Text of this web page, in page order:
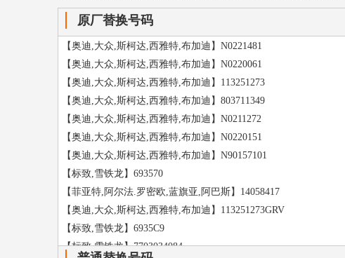
原厂替换号码
【奥迪,大众,斯柯达,西雅特,布加迪】N0221481
【奥迪,大众,斯柯达,西雅特,布加迪】N0220061
【奥迪,大众,斯柯达,西雅特,布加迪】113251273
【奥迪,大众,斯柯达,西雅特,布加迪】803711349
【奥迪,大众,斯柯达,西雅特,布加迪】N0211272
【奥迪,大众,斯柯达,西雅特,布加迪】N0220151
【奥迪,大众,斯柯达,西雅特,布加迪】N90157101
【标致,雪铁龙】693570
【菲亚特,阿尔法.罗密欧,蓝旗亚,阿巴斯】14058417
【奥迪,大众,斯柯达,西雅特,布加迪】113251273GRV
【标致,雪铁龙】6935C9
【标致,雪铁龙】7703034084